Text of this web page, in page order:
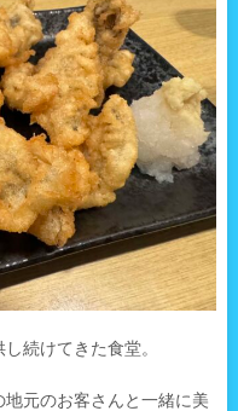
続けてきた食堂。
元のお客さんと一緒に美